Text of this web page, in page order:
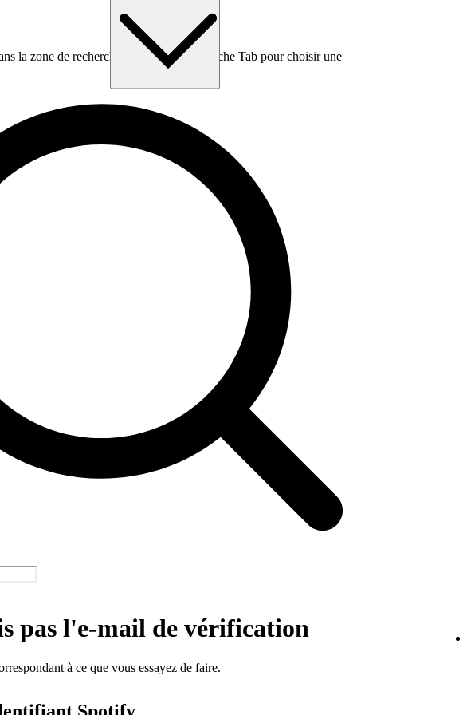
la zone de recherche, puis utilisez la touche Tab pour choisir une
pas l'e-mail de vérification
à ce que vous essayez de faire.
Spotify